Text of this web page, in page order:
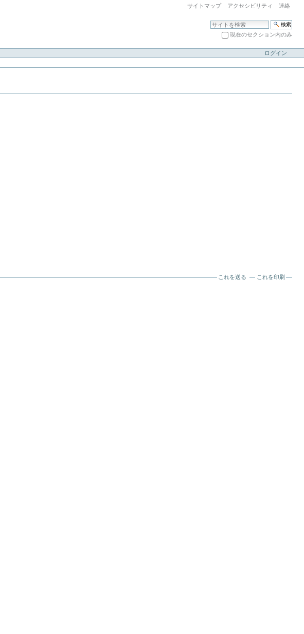
サイトマップ アクセシビリティ 連絡
サイトを検索
現在のセクション内のみ
ログイン
これを送る これを印刷